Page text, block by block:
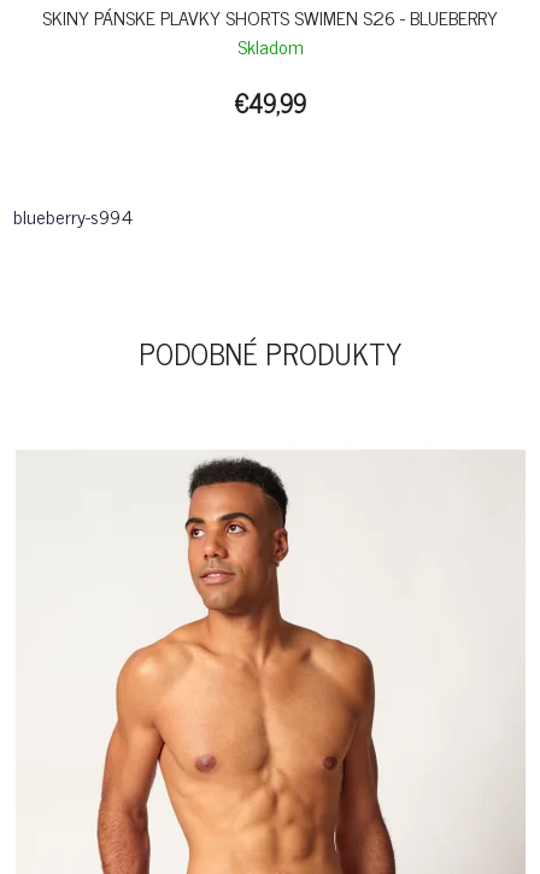
SKINY PÁNSKE PLAVKY SHORTS SWIMEN S26 - BLUEBERRY
Skladom
€49,99
blueberry-s994
PODOBNÉ PRODUKTY